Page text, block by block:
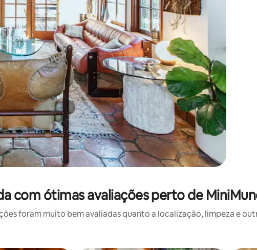
com ótimas avaliações perto de
foram muito bem avaliadas quanto a localização, limpeza e